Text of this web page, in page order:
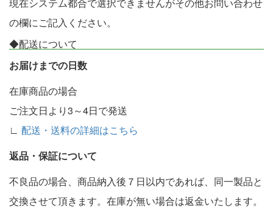
現在システム都合で選択できませんがその他お問い合わせ
の欄にご記入ください。
◆配送について
お届けまでの日数
在庫商品の場合
ご注文日より3～4日で発送
∟ 配送・送料の詳細はこちら
返品・保証について
不良品の場合、商品納入後７日以内であれば、同一製品と
交換させて頂きます。在庫が無い場合は返金いたします。